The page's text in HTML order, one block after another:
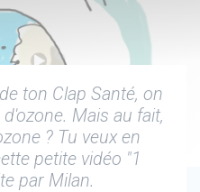
ton Clap Santé, on
Mais au fait,
? Tu veux en
petite vidéo "1
par Milan.